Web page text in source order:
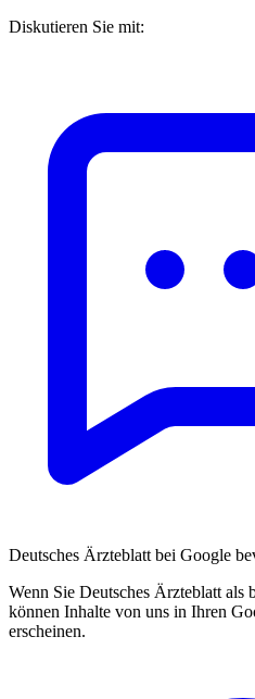
Diskutieren Sie mit:
Deutsches Ärzteblatt bei Google
Wenn Sie Deutsches Ärzteblatt als
können Inhalte von uns in Ihren
erscheinen.